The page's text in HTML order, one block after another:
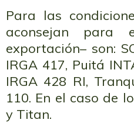
Para las
aconsejan para
exportación– son:
IRGA 417, Puitá
IRGA 428 RI,
110. En el caso de
y Titan.